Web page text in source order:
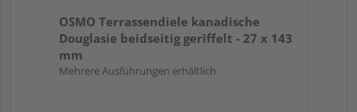
OSMO Terrassendiele kanadische
Douglasie beidseitig geriffelt - 27 x 143
mm
Mehrere Ausführungen erhältlich